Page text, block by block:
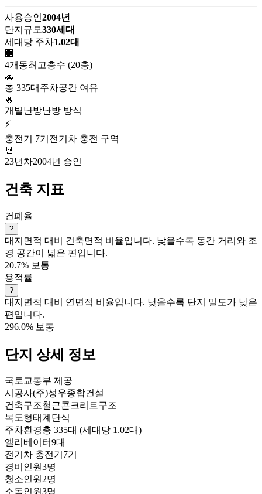
사용승인2004년
단지규모330세대
세대당 주차1.02대
🏢
4개동최고층수 (20층)
🚗
총 335대 주차공간 여유
🔥
개별난방난방 방식
⚡
충전기 7기 전기차 충전 구역
📆
23년차2004년 승인
건축 지표
건폐율
?
대지면적 대비 건축면적 비율입니다. 낮을수록 동간 거리와 조
경 공간이 넓은 편입니다.
20.7% 보통
용적률
?
대지면적 대비 연면적 비율입니다. 낮을수록 단지 밀도가 낮은
편입니다.
296.0% 보통
단지 상세 정보
국토교통부 제공
시공사(주)성우종합건설
건축구조철근콘크리트구조
복도형태계단식
주차환경총 335대 (세대당 1.02대)
엘리베이터9대
전기차 충전기 7기
경비인원3명
청소인원2명
소독인원3명